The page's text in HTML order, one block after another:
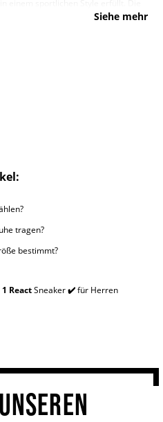
Obermaterial aus hochwertigem
und finde die Nike Air Force 1
Siehe mehr
tragen?
bestimmt?
ReactSneaker✔️für Herren